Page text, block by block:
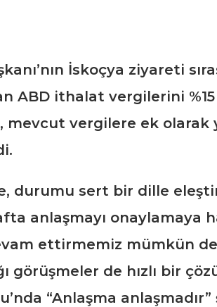
İskoçya ziyareti
ABD ithalat vergilerini
vergilere ek olarak
sert bir dille
anlaşmayı onaylamaya
ettirmemiz mümkün
görüşmeler de hızlı bir
“Anlaşma